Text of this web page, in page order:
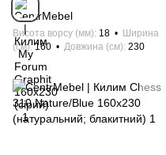
Висота ворсу (мм) 18
Ширина
(см) 160 Довжина (см) 230